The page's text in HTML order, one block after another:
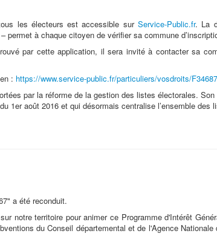
les électeurs est accessible surService-Public.fr. La
permet à chaque citoyen de vérifier sa commune
par cette application, il sera invité à contacter sa
: https://www.service-public.fr/particuliers/vosdroits/F34687
par la réforme de la gestion des listes électorales.
1er août 2016 et qui désormais centralise l’ensemble des
a été reconduit.
notre territoire pour animer ce Programme d'Intérêt
du Conseil départemental et de l'Agence